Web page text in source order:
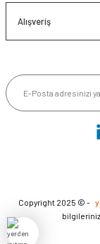
Alışveriş
Copyright 2025 © -